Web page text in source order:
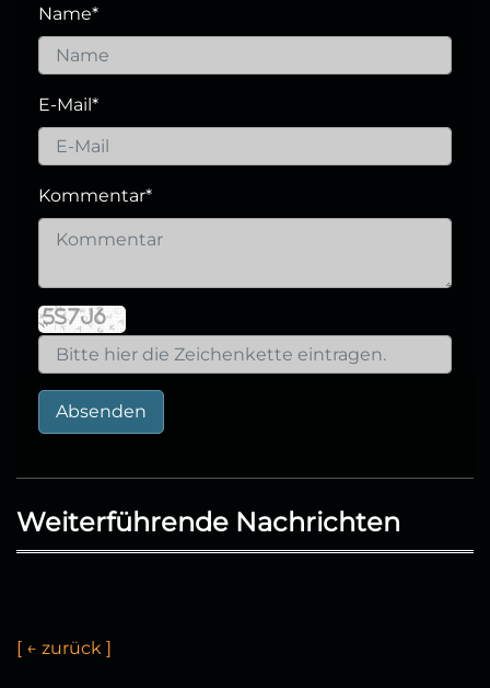
Name*
E-Mail*
Kommentar*
Absenden
Weiterführende Nachrichten
[ ← zurück ]